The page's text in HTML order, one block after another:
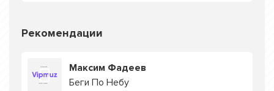
Рекомендации
Максим Фадеев
Беги По Небу